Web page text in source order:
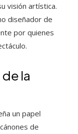
visión artística.
diseñador de
por quienes
la
un papel
de